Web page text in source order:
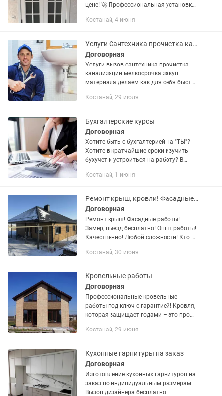
цене! 🚀 Профессиональная установка
долговечности и эстетичного вида
Костанай, 4 июня
Услуги Сантехника прочистка канализации
Договорная
Услуги вызов сантехника прочистка
канализации мелкосрочка закуп
материала делаем как для себя быстро
договора ИП Акватория выдаем
скидка...
Костанай, 29 июля
Бухгалтерские курсы
Договорная
Хотите быть с бухгалтерией на "ТЫ"?
Хотите в кратчайшие сроки изучить
бухучет и устроиться на работу? В
бухгалтерии, работать в 1с, начислять
Костанай, 1 июня
Ремонт крыш, кровли! Фасадные работы!
Договорная
Ремонт крыш! Фасадные работы!
Замер, выезд бесплатно! Опыт работы!
Качественно! Любой сложности! Кто не
погодные условия не смотрим.
Костанай, 30 июня
Кровельные работы
Договорная
Профессиональные кровельные
работы под ключ с гарантией! Kpoвля,
котopaя зaщищает годами – это пpo
выполнит кровельные работы любой
Костанай, 29 июня
Кухонные гарнитуры на заказ
Договорная
Изготовление кухонных гарнитуров на
заказ по индивидуальным размерам.
Вызов дизайнера бесплатно!